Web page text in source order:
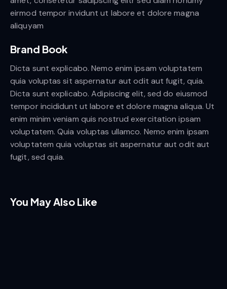
eirmod tempor invidunt ut labore et dolore magna
aliquyam
Brand Book
Dicta sunt explicabo. Nemo enim ipsam voluptatem
quia voluptas sit aspernatur aut odit aut fugit, quia.
Dicta sunt explicabo. Adipiscing elit, sed do eiusmod
tempor incididunt ut labore et dolore magna aliqua. Ut
enim minim veniam quis nostrud exercitation ipsam
voluptatem. Quia voluptas ullamco. Nemo enim ipsam
voluptatem quia voluptas sit aspernatur aut odit aut
fugit, sed quia.
You May Also Like
Client New
Magazine
Author Amy
Walker
The
Client New
Magazine
Author Amy
Walker
Truck
Client New
Magazine
Year 2022
The